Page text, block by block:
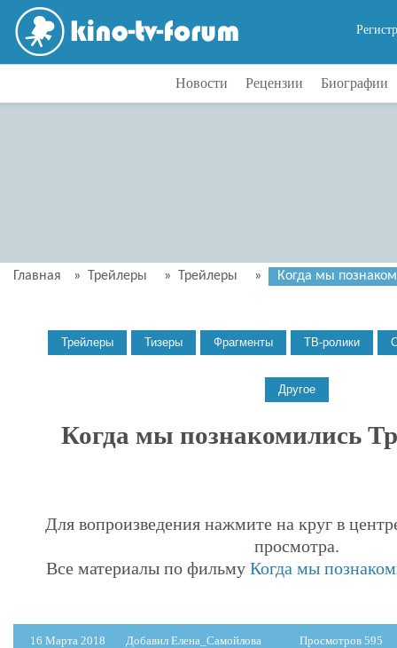
Новости Рецензии Биографии
Главная » Трейлеры » Трейлеры » Когда мы
Когда мы познакомились
Для вопроизведения нажмите на круг в
просмотра.
Все материалы по фильмуКогда мы
16 Марта 2018 Добавил Елена_Самойлова Просмотров 595